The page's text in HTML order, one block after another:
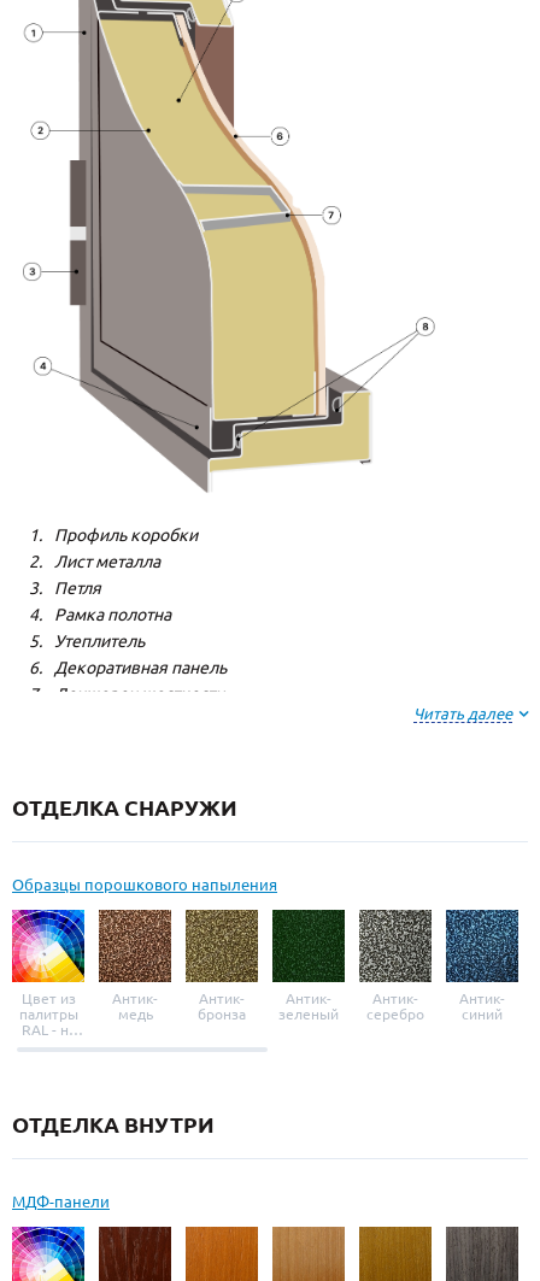
Профиль коробки
Лист металла
Петля
Рамка полотна
Утеплитель
Декоративная панель
Лонжерон жесткости
Читать далее
ОТДЕЛКА СНАРУЖИ
Образцы порошкового напыления
Цвет из
палитры
RAL - на
выбор
Антик-
медь
Антик-
бронза
Антик-
зеленый
Антик-
серебро
Антик-
синий
ОТДЕЛКА ВНУТРИ
МДФ-панели